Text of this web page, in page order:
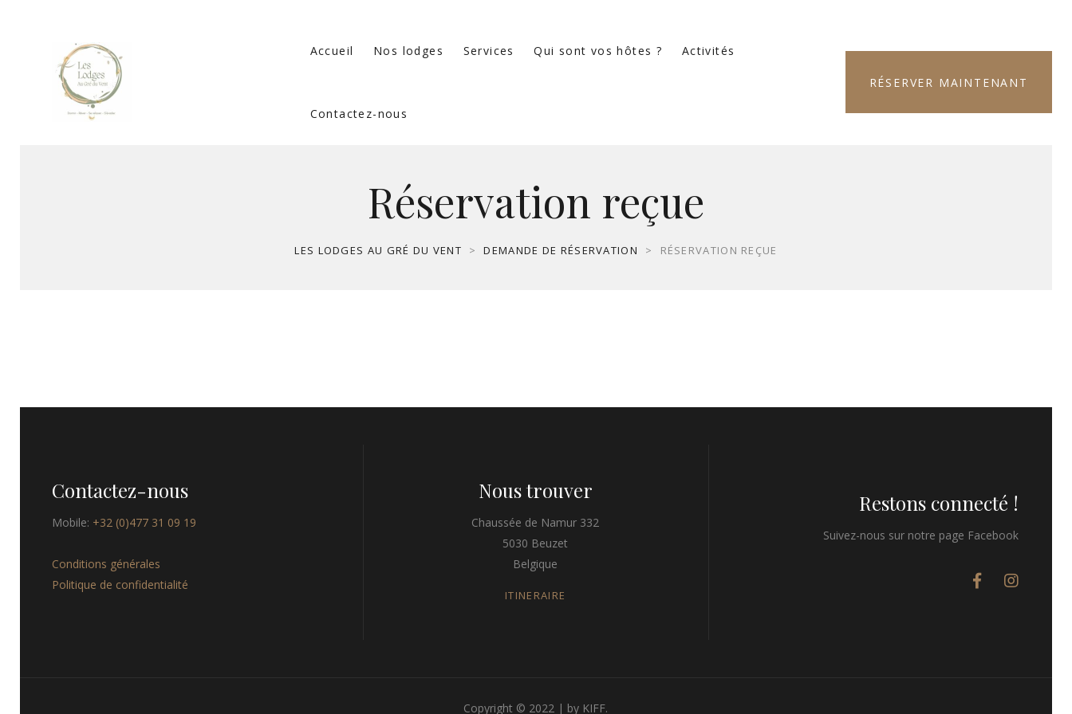
Accueil Nos lodges Services Qui sont vos hôtes ? Activités
Contactez-nous
RÉSERVER MAINTENANT
Réservation reçue
LES LODGES AU GRÉ DU VENT > DEMANDE DE RÉSERVATION > RÉSERVATION REÇUE
Contactez-nous
Mobile: +32 (0)477 31 09 19
Conditions générales
Politique de confidentialité
Nous trouver
Chaussée de Namur 332
5030 Beuzet
Belgique
ITINERAIRE
Restons connecté !
Suivez-nous sur notre page Facebook
Copyright © 2022 | by KIFF.